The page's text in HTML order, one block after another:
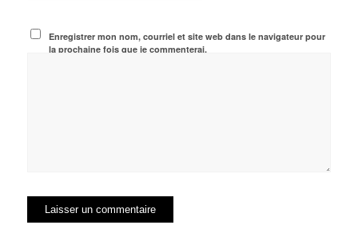
Enregistrer mon nom, courriel et site web dans le navigateur pour
la prochaine fois que je commenterai.